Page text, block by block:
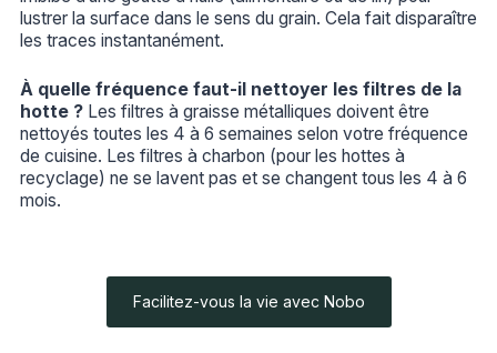
lustrer la surface dans le sens du grain. Cela fait disparaître
les traces instantanément.
À quelle fréquence faut-il nettoyer les filtres de la
hotte ?Les filtres à graisse métalliques doivent être
nettoyés toutes les 4 à 6 semaines selon votre fréquence
de cuisine. Les filtres à charbon (pour les hottes à
recyclage) ne se lavent pas et se changent tous les 4 à 6
mois.
Facilitez-vous la vie avec Nobo